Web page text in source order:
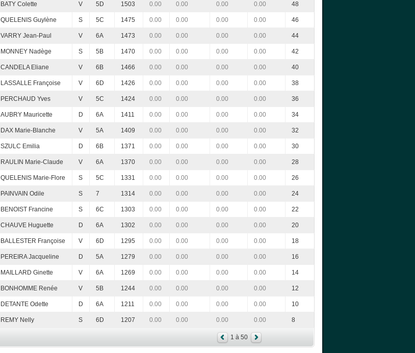
BATY Colette V 5D 1503 0.00 0.00 0.00 0.00 48
QUELENIS Guylène S 5C 1475 0.00 0.00 0.00 0.00 46
VARRY Jean-Paul V 6A 1473 0.00 0.00 0.00 0.00 44
MONNEY Nadège S 5B 1470 0.00 0.00 0.00 0.00 42
CANDELA Eliane V 6B 1466 0.00 0.00 0.00 0.00 40
LASSALLE Françoise V 6D 1426 0.00 0.00 0.00 0.00 38
PERCHAUD Yves V 5C 1424 0.00 0.00 0.00 0.00 36
AUBRY Mauricette D 6A 1411 0.00 0.00 0.00 0.00 34
DAX Marie-Blanche V 5A 1409 0.00 0.00 0.00 0.00 32
SZULC Emilia D 6B 1371 0.00 0.00 0.00 0.00 30
RAULIN Marie-Claude V 6A 1370 0.00 0.00 0.00 0.00 28
QUELENIS Marie-Flore S 5C 1331 0.00 0.00 0.00 0.00 26
PAINVAIN Odile S 7 1314 0.00 0.00 0.00 0.00 24
BENOIST Francine S 6C 1303 0.00 0.00 0.00 0.00 22
CHAUVE Huguette D 6A 1302 0.00 0.00 0.00 0.00 20
BALLESTER Françoise V 6D 1295 0.00 0.00 0.00 0.00 18
PEREIRA Jacqueline D 5A 1279 0.00 0.00 0.00 0.00 16
MAILLARD Ginette V 6A 1269 0.00 0.00 0.00 0.00 14
BONHOMME Renée V 5B 1244 0.00 0.00 0.00 0.00 12
DETANTE Odette D 6A 1211 0.00 0.00 0.00 0.00 10
REMY Nelly S 6D 1207 0.00 0.00 0.00 0.00 8
1 à 50